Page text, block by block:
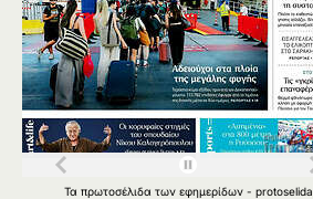
Τα πρωτοσέλιδα των εφημερίδων - protoselida